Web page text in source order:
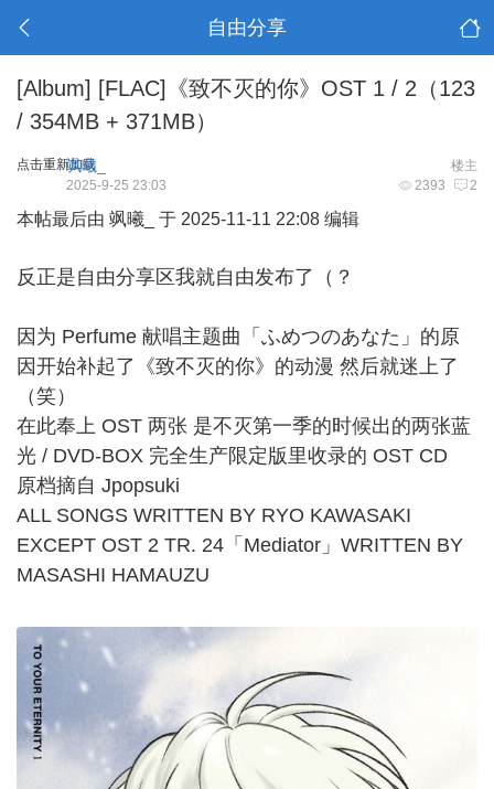
自由分享
[Album] [FLAC]《致不灭的你》OST 1 / 2（123
/ 354MB + 371MB）
点击重新加载 楼主
飒曦_
2393 2
2025-9-25 23:03
本帖最后由 飒曦_ 于 2025-11-11 22:08 编辑
反正是自由分享区我就自由发布了（？
因为 Perfume 献唱主题曲「ふめつのあなた」的原
因开始补起了《致不灭的你》的动漫 然后就迷上了
（笑）
在此奉上 OST 两张 是不灭第一季的时候出的两张蓝
光 / DVD-BOX 完全生产限定版里收录的 OST CD
原档摘自 Jpopsuki
ALL SONGS WRITTEN BY RYO KAWASAKI
EXCEPT OST 2 TR. 24「Mediator」WRITTEN BY
MASASHI HAMAUZU